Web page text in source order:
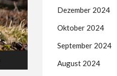
Dezember 2024
Oktober 2024
September 2024
August 2024